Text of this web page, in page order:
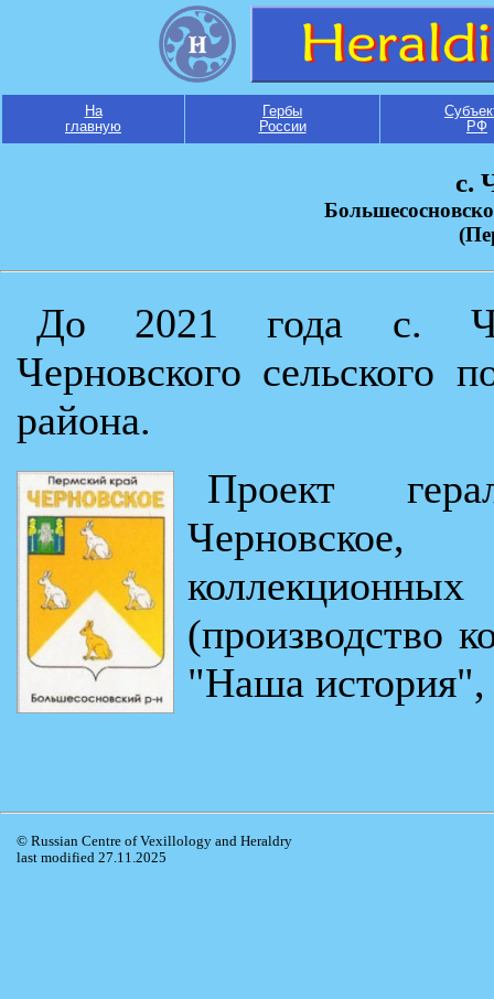
На
главную
Гербы
России
РФ
с.
До 2021 года с.
Черновского сельского
района.
Проект
(производство
"Наша история",
© Russian Centre of Vexillology and Heraldry
last modified 27.11.2025